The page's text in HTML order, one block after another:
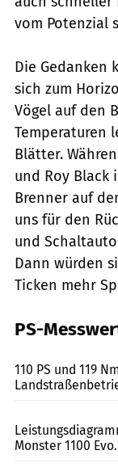
vom Potenzial
Die Gedanken
sich zum
Vögel auf den
Temperaturen
Blätter.
und Roy Black
Brenner auf
uns für den
und
Dann würden
Ticken mehr
PS-
110 PS und 119
Monster 1100 Evo.